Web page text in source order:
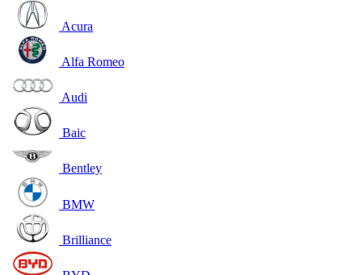
Acura
Alfa Romeo
Audi
Baic
Bentley
BMW
Brilliance